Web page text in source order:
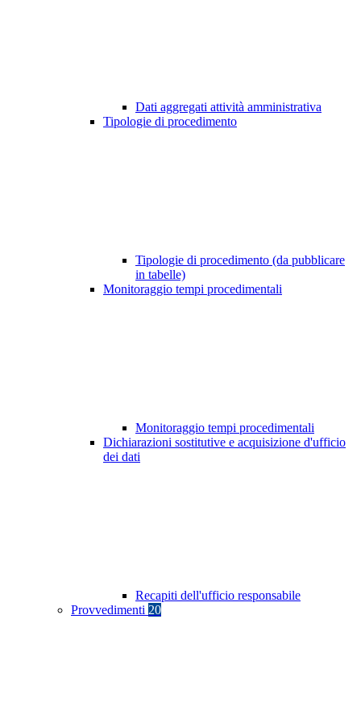
Dati aggregati attività amministrativa
Tipologie di procedimento
Tipologie di procedimento (da pubblicare
in tabelle)
Monitoraggio tempi procedimentali
Monitoraggio tempi procedimentali
Dichiarazioni sostitutive e acquisizione d'ufficio
dei dati
Recapiti dell'ufficio responsabile
Provvedimenti 20